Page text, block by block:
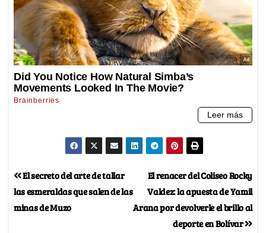
El renacer del Coliseo Rocky
Valdez: la apuesta de Yamil
Arana por devolverle el brillo al
deporte en Bolívar
El secreto del arte de tallar
las esmeraldas que salen de las
minas de Muzo